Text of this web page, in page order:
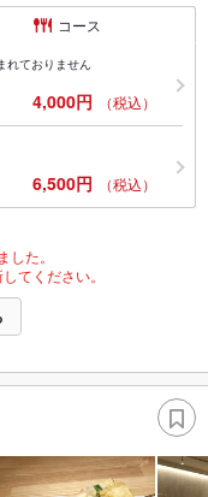
コース
れておりません
4,000円 （税込）
6,500円 （税込）
た。
てください。